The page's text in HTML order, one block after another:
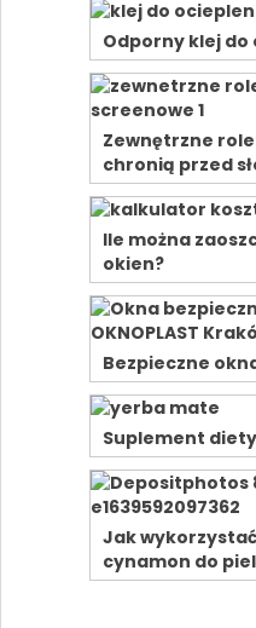
Odporny klej do
Zewnętrzne
chronią przed
Ile można
okien?
Bezpieczne
Suplement
Jak
cynamon do